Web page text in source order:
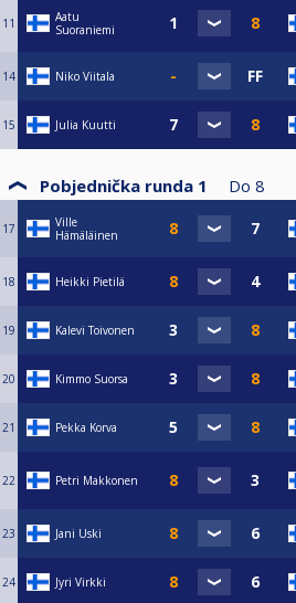
11
Aatu
Suoraniemi
14 Niko Viitala
15 Julia Kuutti
Pobjednička runda 1 Do 8
17
Ville
Hämäläinen
18 Heikki Pietilä
19 Kalevi Toivonen
20 Kimmo Suorsa
21 Pekka Korva
22 Petri Makkonen
23 Jani Uski
24 Jyri Virkki